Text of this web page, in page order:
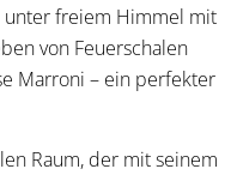
freiem Himmel mit
von Feuerschalen
Marroni – ein perfekter
Raum, der mit seinem